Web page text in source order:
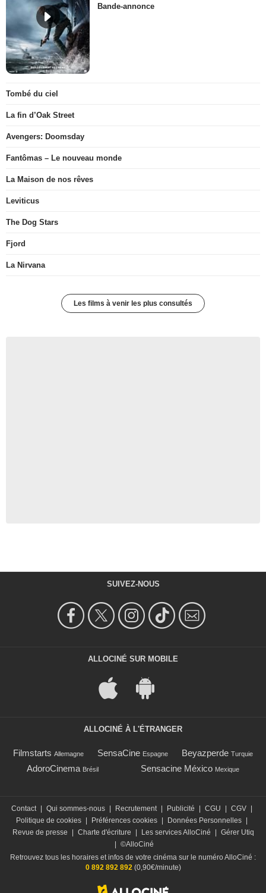
Bande-annonce
Tombé du ciel
La fin d’Oak Street
Avengers: Doomsday
Fantômas – Le nouveau monde
La Maison de nos rêves
Leviticus
The Dog Stars
Fjord
La Nirvana
Les films à venir les plus consultés
SUIVEZ-NOUS
ALLOCINÉ SUR MOBILE
ALLOCINÉ À L'ÉTRANGER
Filmstarts Allemagne SensaCine Espagne Beyazperde Turquie
AdoroCinema Brésil Sensacine México Mexique
Contact Qui sommes-nous Recrutement Publicité CGU CGV
Politique de cookies
Préférences cookies Données Personnelles
Revue de presse
Charte d'écriture Les services AlloCiné
Gérer Utiq
©AlloCiné
Retrouvez tous les horaires et infos de votre cinéma sur le numéro AlloCiné :
0 892 892 892(0,90€/minute)